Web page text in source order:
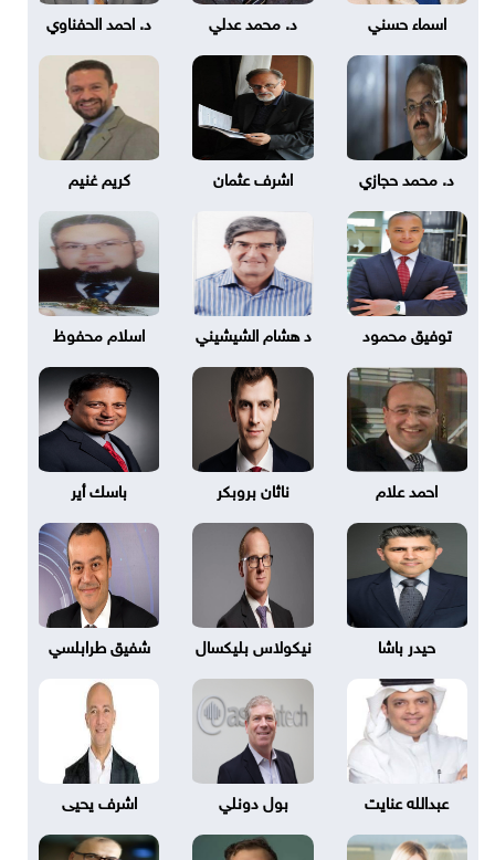
اسماء حسني د. محمد عدلي د. احمد الحفناوي
د. محمد حجازي اشرف عثمان كريم غنيم
توفيق محمود د هشام الشيشيني اسلام محفوظ
احمد علام ناثان بروبكر باسك أير
حيدر باشا نيكولاس بليكسال شفيق طرابلسي
عبدالله عنايت بول دونلي اشرف يحيى